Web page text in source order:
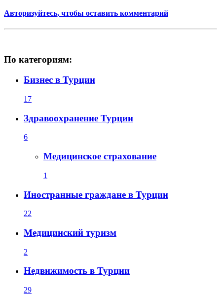
Авторизуйтесь, чтобы оставить комментарий
По категориям:
Бизнес в Турции
17
Здравоохранение Турции
6
Медицинское страхование
1
Иностранные граждане в Турции
22
Медицинский туризм
2
Недвижимость в Турции
29